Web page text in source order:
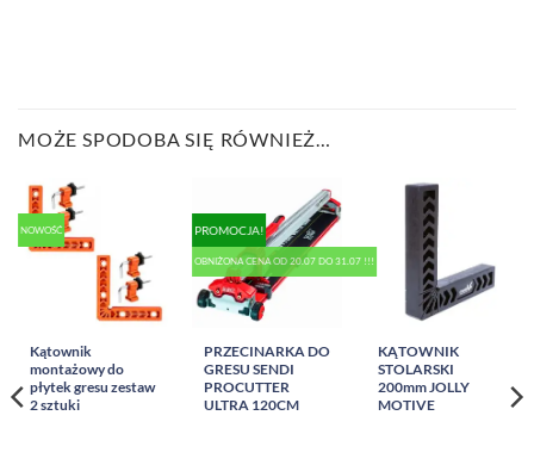
MOŻE SPODOBA SIĘ RÓWNIEŻ…
NOWOŚĆ
Kątownik
montażowy do
płytek gresu zestaw
2 sztuki
PROMOCJA!
OBNIŻONA CENA OD 20.07 DO 31.07 !!!
PRZECINARKA DO
GRESU SENDI
PROCUTTER
ULTRA 120CM
KĄTOWNIK
STOLARSKI
200mm JOLLY
MOTIVE